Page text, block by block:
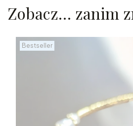
Zobacz… zanim
Bestseller